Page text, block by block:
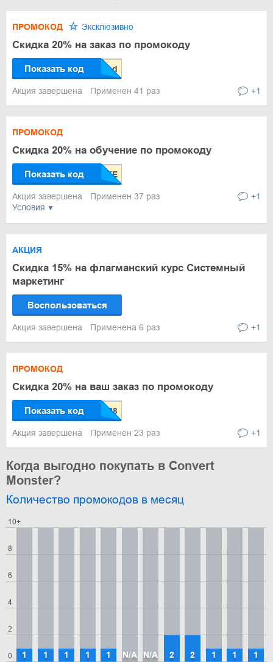
ПРОМОКОД Эксклюзивно
Скидка 20% на заказ по промокоду
Показать код
Акция завершена Применен 41 раз +1
Условия
ПРОМОКОД
Скидка 20% на обучение по промокоду
Показать код
Акция завершена Применен 37 раз +1
АКЦИЯ
Скидка 15% на флагманский курс Системный
маркетинг
Воспользоваться
Акция завершена Применена 6 раз +1
ПРОМОКОД
Скидка 20% на ваш заказ по промокоду
Показать код
Акция завершена Применен 23 раз +1
Когда выгодно покупать в Convert
Monster?
Количество промокодов в месяц
0
2
4
6
8
10+
1 1 1 1 1 N/A N/A 2 2 1 1 1